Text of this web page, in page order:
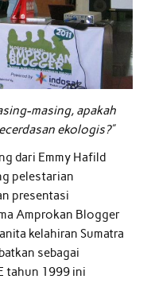
masing, apakah
ekologis?”
dari Emmy Hafild
pelestarian
presentasi
Amprokan Blogger
kelahiran Sumatra
sebagai
tahun 1999 ini